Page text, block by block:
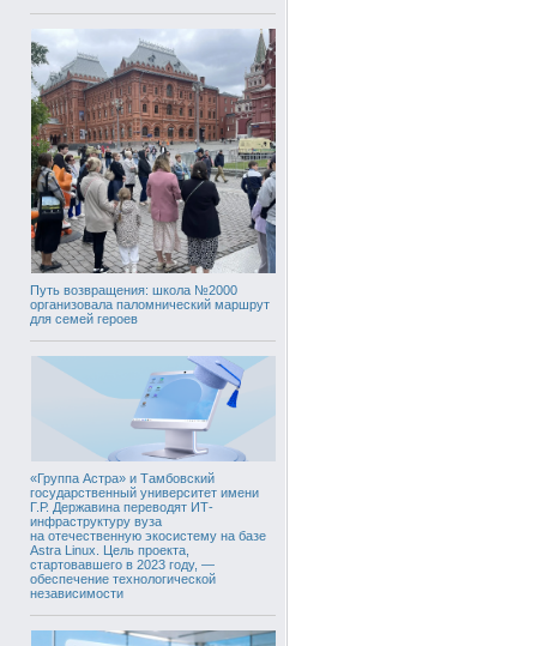
Путь возвращения: школа №2000
организовала паломнический маршрут
для семей героев
«Группа Астра» и Тамбовский
государственный университет имени
Г.Р. Державина переводят ИТ-
инфраструктуру вуза
на отечественную экосистему на базе
Astra Linux. Цель проекта,
стартовавшего в 2023 году, —
обеспечение технологической
независимости